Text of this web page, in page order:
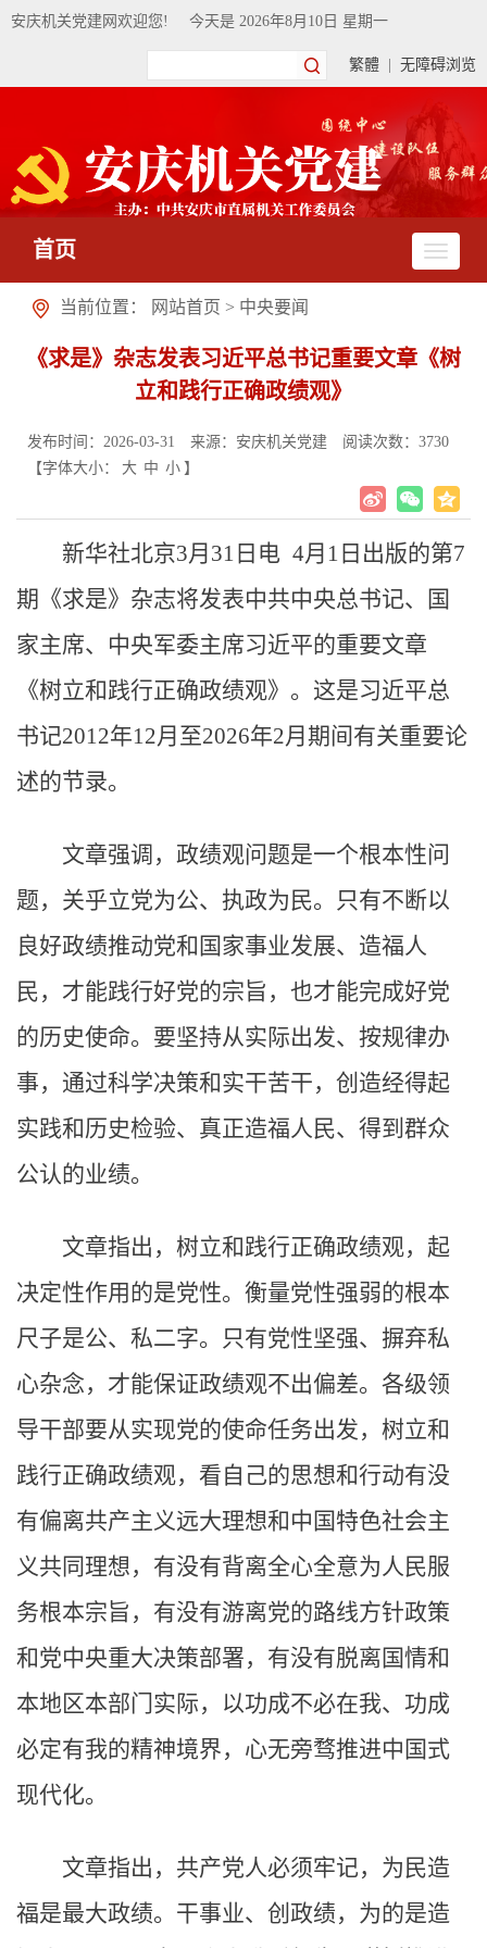
安庆机关党建网欢迎您! 今天是 2026年8月10日 星期一
繁體 无障碍浏览
首页
当前位置： 网站首页 > 中央要闻
《求是》杂志发表习近平总书记重要文章《树
立和践行正确政绩观》
发布时间：2026-03-31 来源：安庆机关党建 阅读次数： 3730
【字体大小：
大 中 小 】
新华社北京3月31日电 4月1日出版的第7
期《求是》杂志将发表中共中央总书记、国
家主席、中央军委主席习近平的重要文章
《树立和践行正确政绩观》。这是习近平总
书记2012年12月至2026年2月期间有关重要论
述的节录。
文章强调，政绩观问题是一个根本性问
题，关乎立党为公、执政为民。只有不断以
良好政绩推动党和国家事业发展、造福人
民，才能践行好党的宗旨，也才能完成好党
的历史使命。要坚持从实际出发、按规律办
事，通过科学决策和实干苦干，创造经得起
实践和历史检验、真正造福人民、得到群众
公认的业绩。
文章指出，树立和践行正确政绩观，起
决定性作用的是党性。衡量党性强弱的根本
尺子是公、私二字。只有党性坚强、摒弃私
心杂念，才能保证政绩观不出偏差。各级领
导干部要从实现党的使命任务出发，树立和
践行正确政绩观，看自己的思想和行动有没
有偏离共产主义远大理想和中国特色社会主
义共同理想，有没有背离全心全意为人民服
务根本宗旨，有没有游离党的路线方针政策
和党中央重大决策部署，有没有脱离国情和
本地区本部门实际，以功成不必在我、功成
必定有我的精神境界，心无旁骛推进中国式
现代化。
文章指出，共产党人必须牢记，为民造
福是最大政绩。干事业、创政绩，为的是造